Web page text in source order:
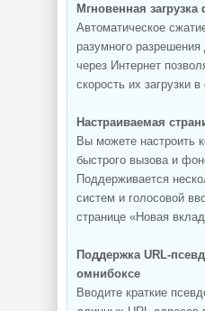
Мгновенная
Автоматическое
разумного
через Интернет
скорость их загрузки
Настраиваемая
Вы можете настроить
быстрого вызова и
Поддерживается
систем и голосовой
странице «Новая
Поддержка URL-
омнибоксе
Вводите краткие